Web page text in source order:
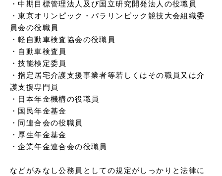
・中期目標管理法人及び国立研究開発法人の役職員
・東京オリンピック・パラリンピック競技大会組織委
員会の役職員
・軽自動車検査協会の役職員
・自動車検査員
・技能検定委員
・指定居宅介護支援事業者等若しくはその職員又は介
護支援専門員
・日本年金機構の役職員
・国民年金基金
・同連合会の役職員
・厚生年金基金
・企業年金連合会の役職員
などがみなし公務員としての規定がしっかりと法律に